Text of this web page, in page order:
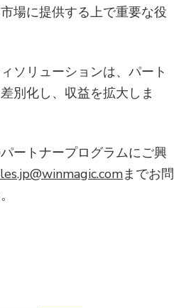
場に提供する上で重要な役
ソリューションは、パート
別化し、収益を拡大しま
ートナープログラムにご興
までお問